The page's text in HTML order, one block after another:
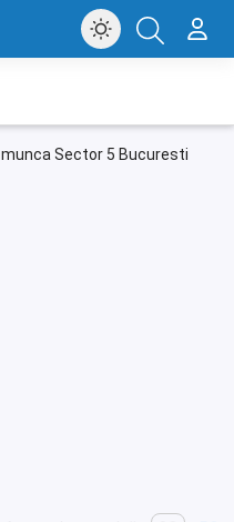
munca Sector 5 Bucuresti